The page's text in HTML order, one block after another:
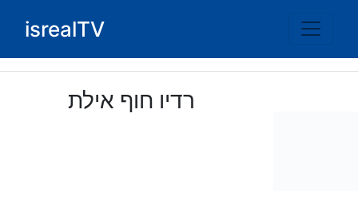
isrealTV
רדיו חוף אילת